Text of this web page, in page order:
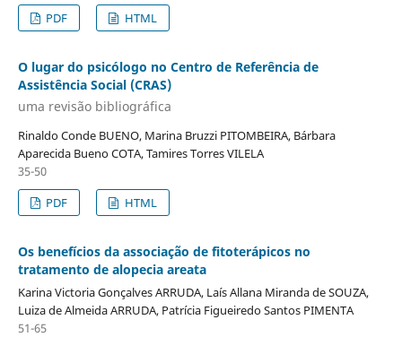
PDF
HTML
O lugar do psicólogo no Centro de Referência de
Assistência Social (CRAS)
uma revisão bibliográfica
Rinaldo Conde BUENO, Marina Bruzzi PITOMBEIRA, Bárbara
Aparecida Bueno COTA, Tamires Torres VILELA
35-50
PDF
HTML
Os benefícios da associação de fitoterápicos no
tratamento de alopecia areata
Karina Victoria Gonçalves ARRUDA, Laís Allana Miranda de SOUZA,
Luiza de Almeida ARRUDA, Patrícia Figueiredo Santos PIMENTA
51-65